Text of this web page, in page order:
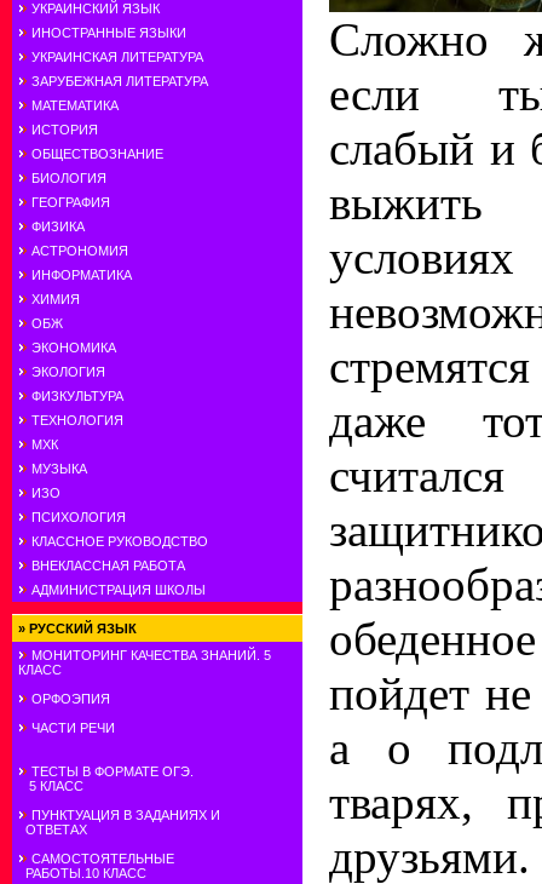
УКРАИНСКИЙ ЯЗЫК
ИНОСТРАННЫЕ ЯЗЫКИ
УКРАИНСКАЯ ЛИТЕРАТУРА
ЗАРУБЕЖНАЯ ЛИТЕРАТУРА
МАТЕМАТИКА
ИСТОРИЯ
ОБЩЕСТВОЗНАНИЕ
БИОЛОГИЯ
ГЕОГРАФИЯ
ФИЗИКА
АСТРОНОМИЯ
ИНФОРМАТИКА
ХИМИЯ
ОБЖ
ЭКОНОМИКА
ЭКОЛОГИЯ
ФИЗКУЛЬТУРА
ТЕХНОЛОГИЯ
МХК
МУЗЫКА
ИЗО
ПСИХОЛОГИЯ
КЛАССНОЕ РУКОВОДСТВО
ВНЕКЛАССНАЯ РАБОТА
АДМИНИСТРАЦИЯ ШКОЛЫ
» РУССКИЙ ЯЗЫК
МОНИТОРИНГ КАЧЕСТВА ЗНАНИЙ. 5
КЛАСС
ОРФОЭПИЯ
ЧАСТИ РЕЧИ
ТЕСТЫ В ФОРМАТЕ ОГЭ.
5 КЛАСС
ПУНКТУАЦИЯ В ЗАДАНИЯХ И
ОТВЕТАХ
САМОСТОЯТЕЛЬНЫЕ
РАБОТЫ.10 КЛАСС
Сложно
если
слабый и
даже
пойдет
а о
тварях,
друзьями.